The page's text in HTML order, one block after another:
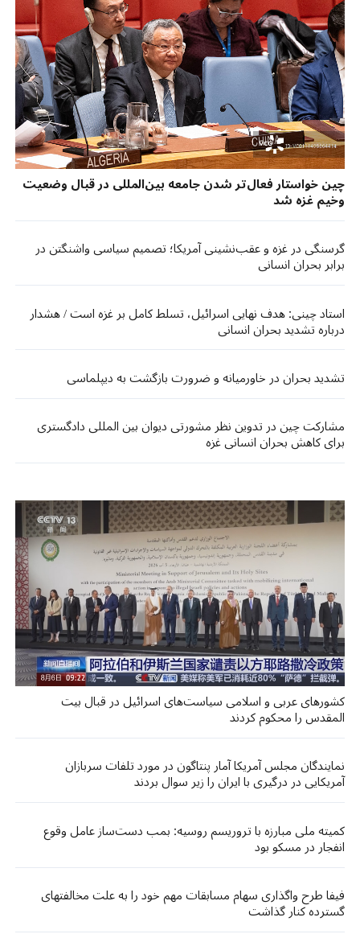
چین خواستار فعال‌تر شدن جامعه بین‌المللی در قبال وضعیت
وخیم غزه شد
گرسنگی در غزه و عقب‌نشینی آمریکا؛ تصمیم سیاسی واشنگتن در
برابر بحران انسانی
استاد چینی: هدف نهایی اسرائیل، تسلط کامل بر غزه است / هشدار
درباره تشدید بحران انسانی
تشدید بحران در خاورمیانه و ضرورت بازگشت به دیپلماسی
مشارکت چین در تدوین نظر مشورتی دیوان بین المللی دادگستری
برای کاهش بحران انسانی غزه
کشورهای عربی و اسلامی سیاست‌های اسرائیل در قبال بیت
المقدس را محکوم کردند
نمایندگان مجلس آمریکا آمار پنتاگون در مورد تلفات سربازان
آمریکایی در درگیری با ایران را زیر سوال بردند
کمیته ملی مبارزه با تروریسم روسیه: بمب دست‌ساز عامل وقوع
انفجار در مسکو بود
فیفا طرح واگذاری سهام مسابقات مهم خود را به علت مخالفتهای
گسترده کنار گذاشت